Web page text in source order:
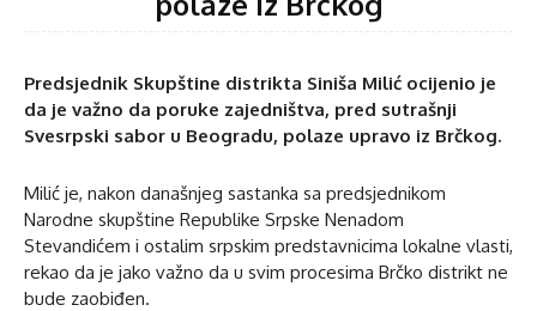
Predsjednik Skupštine distrikta Siniša Milić ocijenio je
da je važno da poruke zajedništva, pred sutrašnji
Svesrpski sabor u Beogradu, polaze upravo iz Brčkog.
Milić je, nakon današnjeg sastanka sa predsjednikom
Narodne skupštine Republike Srpske Nenadom
Stevandićem i ostalim srpskim predstavnicima lokalne vlasti,
rekao da je jako važno da u svim procesima Brčko distrikt ne
bude zaobiđen.